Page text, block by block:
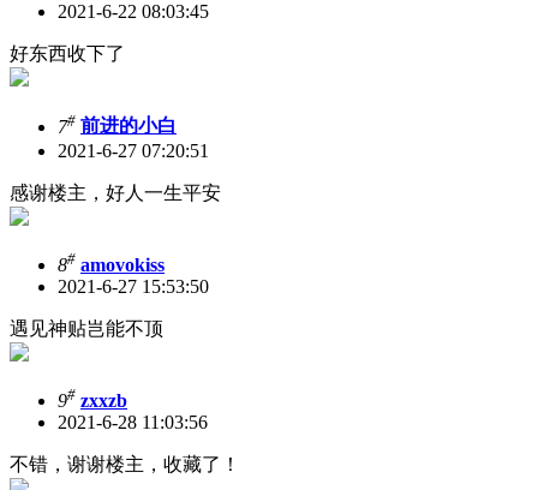
2021-6-22 08:03:45
好东西收下了
7# 前进的小白
2021-6-27 07:20:51
感谢楼主，好人一生平安
8# amovokiss
2021-6-27 15:53:50
遇见神贴岂能不顶
9# zxxzb
2021-6-28 11:03:56
不错，谢谢楼主，收藏了！